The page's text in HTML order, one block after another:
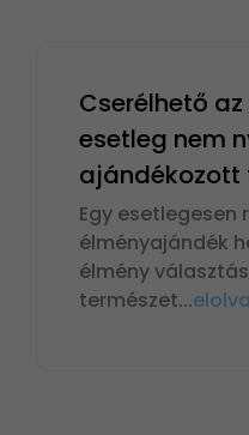
Cserélhető
esetleg nem
ajándékozott
Egy
élményajándék
élmény
természet...